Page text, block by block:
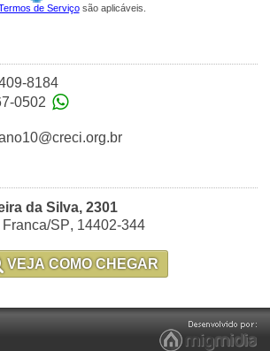
de Serviçosão aplicáveis.
8184
0502
da Silva, 2301
Franca/SP, 14402-344
VEJA COMO CHEGAR